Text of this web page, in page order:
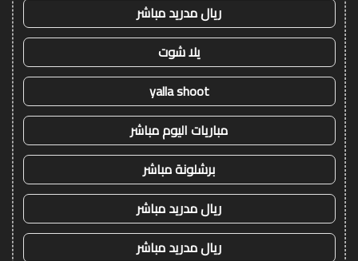
ريال مدريد مباشر
يلا شوت
yalla shoot
مباريات اليوم مباشر
برشلونة مباشر
ريال مدريد مباشر
ريال مدريد مباشر